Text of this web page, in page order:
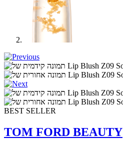
BEST SELLER
TOM FORD BEAUTY